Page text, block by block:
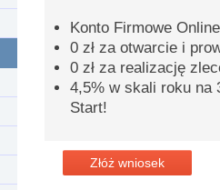
Konto Firmowe Online
0 zł za otwarcie i
0 zł za realizację
4,5% w skali roku na
Start!
Złóż wniosek